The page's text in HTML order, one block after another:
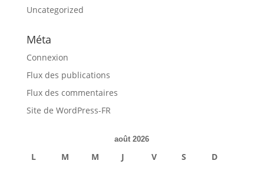
Uncategorized
Méta
Connexion
Flux des publications
Flux des commentaires
Site de WordPress-FR
août 2026
L M M J V S D